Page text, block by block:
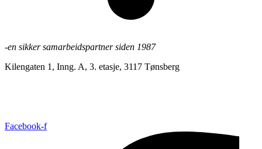
-en sikker samarbeidspartner siden 1987
Kilengaten 1, Inng. A, 3. etasje, 3117 Tønsberg
Facebook-f